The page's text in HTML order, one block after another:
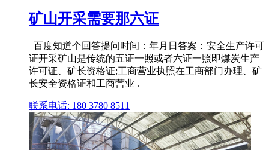
矿山开采需要那六证
_百度知道个回答提问时间：年月日答案：安全生产许可
证开采矿山是传统的五证一照或者六证一照即煤炭生产
许可证、矿长资格证;工商营业执照在工商部门办理、矿
长安全资格证和工商营业 .
联系电话: 180 3780 8511